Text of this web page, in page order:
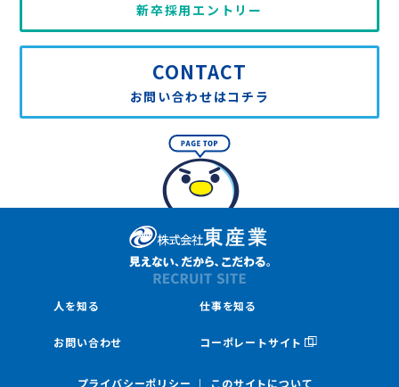
CONTACT
お問い合わせはコチラ
新卒採用エントリー
人を知る 仕事を知る
お問い合わせ コーポレートサイト
プライバシーポリシー このサイトについて